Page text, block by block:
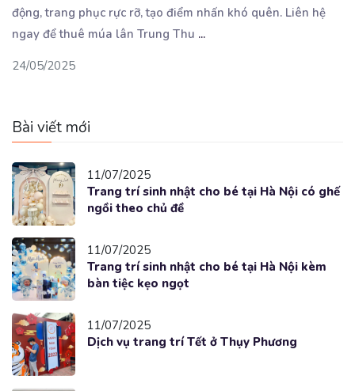
động, trang phục rực rỡ, tạo điểm nhấn khó quên. Liên hệ
ngay để thuê múa lân Trung Thu ...
24/05/2025
Bài viết mới
11/07/2025
Trang trí sinh nhật cho bé tại Hà Nội có ghế
ngồi theo chủ đề
11/07/2025
Trang trí sinh nhật cho bé tại Hà Nội kèm
bàn tiệc kẹo ngọt
11/07/2025
Dịch vụ trang trí Tết ở Thụy Phương